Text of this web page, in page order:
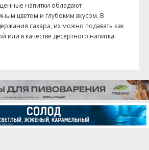
напитки обладают
цветом и глубоким вкусом. В
сахара, их можно подавать как
или в качестве десертного напитка.